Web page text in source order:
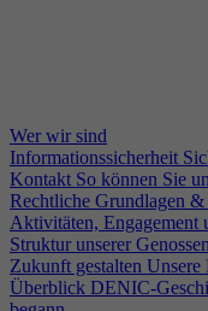
Wer wir sind
Informationssicherheit
Kontakt So können Sie
Rechtliche Grundlagen
Aktivitäten, Engagement
Struktur unserer
Zukunft gestalten Unsere
Überblick DENIC-